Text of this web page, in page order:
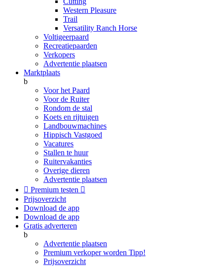
Western Pleasure
Trail
Versatility Ranch Horse
Voltigeerpaard
Recreatiepaarden
Verkopers
Advertentie plaatsen
Marktplaats
b
Voor het Paard
Voor de Ruiter
Rondom de stal
Koets en rijtuigen
Landbouwmachines
Hippisch Vastgoed
Vacatures
Stallen te huur
Ruitervakanties
Overige dieren
Advertentie plaatsen
 Premium testen 
Prijsoverzicht
Download de app
Download de app
Gratis adverteren
b
Advertentie plaatsen
Premium verkoper worden Tipp!
Prijsoverzicht